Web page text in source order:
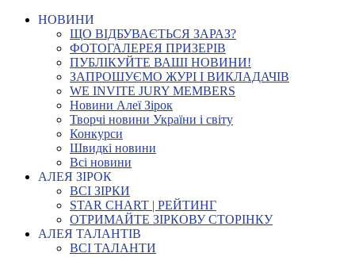
НОВИНИ
ЩО ВІДБУВАЄТЬСЯ ЗАРАЗ?
ФОТОГАЛЕРЕЯ ПРИЗЕРІВ
ПУБЛІКУЙТЕ ВАШІ НОВИНИ!
ЗАПРОШУЄМО ЖУРІ І ВИКЛАДАЧІВ
WE INVITE JURY MEMBERS
Новини Алеї Зірок
Творчі новини України і світу
Конкурси
Швидкі новини
Всі новини
АЛЕЯ ЗІРОК
ВСІ ЗІРКИ
STAR CHART | РЕЙТИНГ
ОТРИМАЙТЕ ЗІРКОВУ СТОРІНКУ
АЛЕЯ ТАЛАНТІВ
ВСІ ТАЛАНТИ